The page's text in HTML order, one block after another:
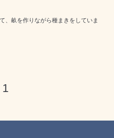
、畝を作りながら種まきをしていま
1